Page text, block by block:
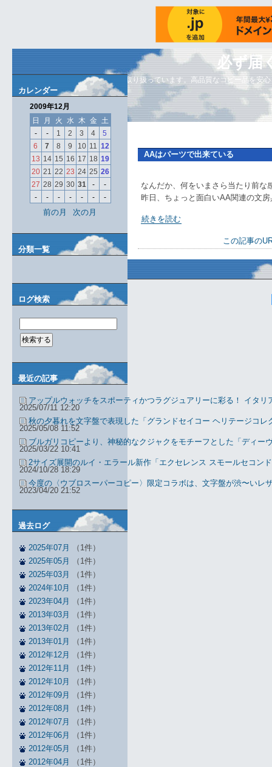
必ず届
必ず届くスーパーコピー商品を取り扱っています。高品質なコピー品を安
AAはパーツで出来ている
なんだか、何をいまさら当たり前な
昨日、ちょっと面白いAA関連の文
続きを読む
この記事の
カレンダー
2009年12月
日
月 火 水 木 金 土
-
- 1 2 3 4
5
6
7 8 9 10 11 12
13 14 15 16 17 18 19
20 21 22 23 24 25 26
27 28 29 30 31 -
-
-
- - - - - -
前の月 次の月
分類一覧
ログ検索
最近の記事
アップルウォッチをスポーティかつラグジュアリーに彩る！ イタ
2025/07/11 12:20
秋の夕暮れを文字盤で表現した「グランドセイコー ヘリテージコ
2025/05/08 11:52
ブルガリコピーより、神秘的なクジャクをモチーフとした「ディー
2025/03/22 10:41
2サイズ展開のルイ・エラール新作「エクセレンス スモールセコン
2024/10/28 18:29
今度の〈ウブロスーパーコピー〉限定コラボは、文字盤が渋〜いレ
2023/04/20 21:52
過去ログ
2025年07月
（1件）
2025年05月
（1件）
2025年03月
（1件）
2024年10月
（1件）
2023年04月
（1件）
2013年03月
（1件）
2013年02月
（1件）
2013年01月
（1件）
2012年12月
（1件）
2012年11月
（1件）
2012年10月
（1件）
2012年09月
（1件）
2012年08月
（1件）
2012年07月
（1件）
2012年06月
（1件）
2012年05月
（1件）
2012年04月
（1件）